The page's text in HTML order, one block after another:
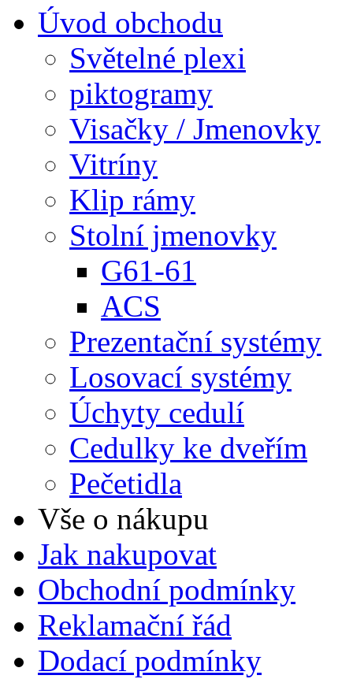
Úvod obchodu
Světelné plexi
piktogramy
Visačky / Jmenovky
Vitríny
Klip rámy
Stolní jmenovky
G61-61
ACS
Prezentační systémy
Losovací systémy
Úchyty cedulí
Cedulky ke dveřím
Pečetidla
Vše o nákupu
Jak nakupovat
Obchodní podmínky
Reklamační řád
Dodací podmínky